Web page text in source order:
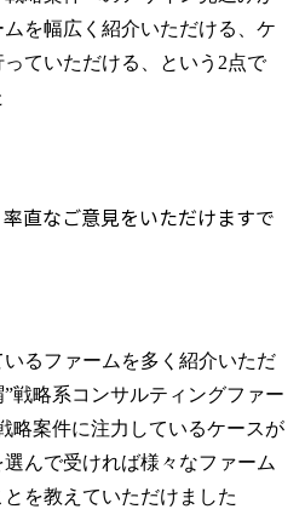
を幅広く紹介いただける、ケ
ていただける、という2点で
直なご意見をいただけますで
るファームを多く紹介いただ
戦略系コンサルティングファー
略案件に注力しているケースが
んで受ければ様々なファーム
を教えていただけました